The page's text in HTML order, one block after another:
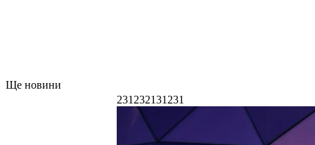
Ще новини
231232131231